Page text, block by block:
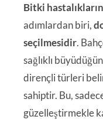
Bitki
adımlardan biri,
seçilmesidir.
sağlıklı
dirençli türleri
sahiptir. Bu,
güzelleştirmekle